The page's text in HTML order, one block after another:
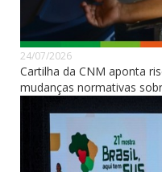
24/07/2026
Cartilha da CNM aponta
mudanças normativas